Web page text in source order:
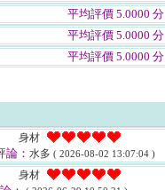
平均評價 5.0000 分
平均評價 5.0000 分
平均評價 5.0000 分
身材
論： 水多 ( 2026-08-02 13:07:04 )
身材